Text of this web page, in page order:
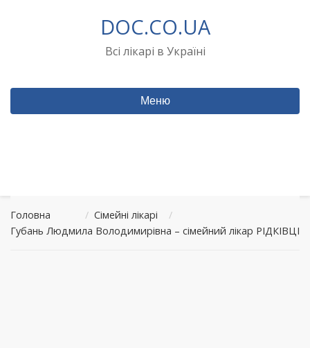
DOC.CO.UA
Всі лікарі в Україні
Меню
Головна / Сімейні лікарі
/
Губань Людмила Володимирівна – сімейний лікар РІДКІВЦІ